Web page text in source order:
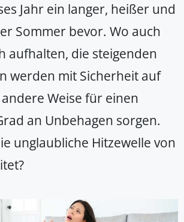
Jahr ein langer, heißer und
Sommer bevor. Wo auch
aufhalten, die steigenden
werden mit Sicherheit auf
Weise für einen
an Unbehagen sorgen.
unglaubliche Hitzewelle von